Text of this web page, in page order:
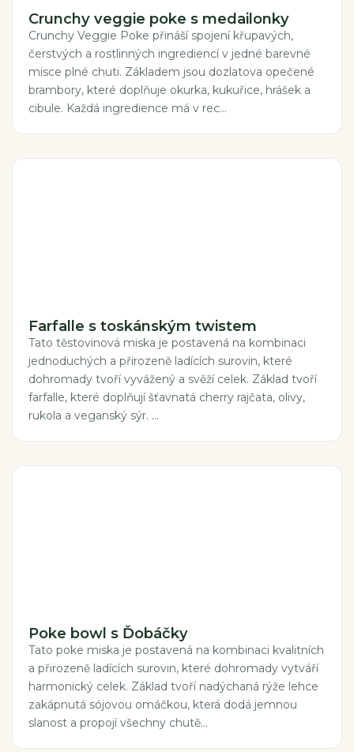
Crunchy veggie poke s medailonky
Crunchy Veggie Poke přináší spojení křupavých,
čerstvých a rostlinných ingrediencí v jedné barevné
misce plné chuti. Základem jsou dozlatova opečené
brambory, které doplňuje okurka, kukuřice, hrášek a
cibule. Každá ingredience má v rec...
Farfalle s toskánským twistem
Tato těstovinová miska je postavená na kombinaci
jednoduchých a přirozeně ladících surovin, které
dohromady tvoří vyvážený a svěží celek. Základ tvoří
farfalle, které doplňují šťavnatá cherry rajčata, olivy,
rukola a veganský sýr. ...
Poke bowl s Ďobáčky
Tato poke miska je postavená na kombinaci kvalitních
a přirozeně ladících surovin, které dohromady vytváří
harmonický celek. Základ tvoří nadýchaná rýže lehce
zakápnutá sójovou omáčkou, která dodá jemnou
slanost a propojí všechny chutě...